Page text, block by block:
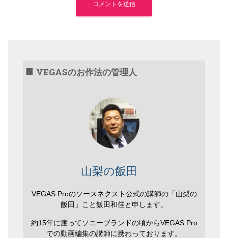
VEGASのお作法の管理人
山梨の飯田
VEGAS Proのソースネクスト公式の講師の「山梨の
飯田」こと飯田和佳と申します。
約15年に渡ってソニーブランドの頃からVEGAS Pro
での動画編集の講師に携わっております。